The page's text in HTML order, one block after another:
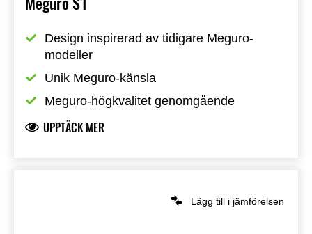
Design inspirerad av tidigare Meguro-
modeller
Unik Meguro-känsla
Meguro-högkvalitet genomgående
UPPTÄCK MER
Lägg till i jämförelsen